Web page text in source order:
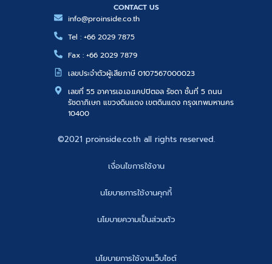
CONTACT US
info@proinside.co.th
Tel : +66 2029 7875
Fax : +66 2029 7879
เลขประจำตัวผู้เสียภาษี 0107567000023
เลขที่ 55 อาคารเอ.เอ.แคปปิตอล รัชดา ชั้นที่ 5 ถนน
รัชดาภิเษก แขวงดินแดง เขตดินแดง กรุงเทพมหานคร
10400
©2021 proinside.co.th all rights reserved.
เงื่อนไขการใช้งาน
นโยบายการใช้งานคุกกี้
นโยบายความเป็นส่วนตัว
นโยบายการใช้งานเว็บไซต์